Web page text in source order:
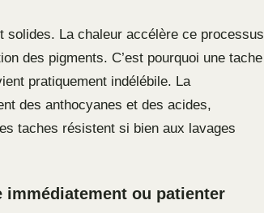
La chaleur accélère ce processus
des pigments. C’est pourquoi une tache
pratiquement indélébile. La
des anthocyanes et des acides,
taches résistent si bien aux lavages
ou patienter